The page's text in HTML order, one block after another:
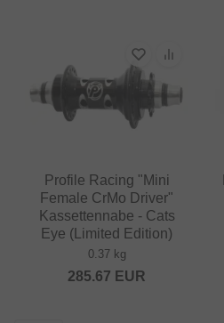
Profile Racing "Mini
Female CrMo Driver"
Kassettennabe - Cats
Eye (Limited Edition)
0.37 kg
285.67 EUR